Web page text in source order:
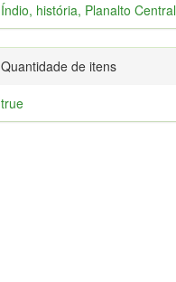
Índio, história, Planalto Central
Quantidade de itens
true